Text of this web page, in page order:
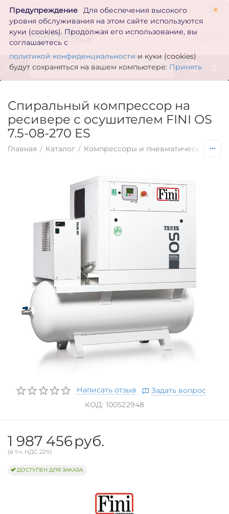
×
Предупреждение
Для обеспечения высокого
уровня обслуживания на этом сайте используются
куки (cookies). Продолжая его использование, вы
соглашаетесь с
политикой конфиденциальности и куки (cookies)
будут сохраняться на вашем компьютере: Принять
zakaz@inmarkon.ru
0
Спиральный компрессор на
ресивере с осушителем FINI OS
7.5-08-270 ES
Главная / Каталог / Компрессоры и пневматическое
Написать отзыв
Задать вопрос
КОД: 100522948
1 987 456руб.
(в т.ч. НДС 22%)
ДОСТУПЕН ДЛЯ ЗАКАЗА